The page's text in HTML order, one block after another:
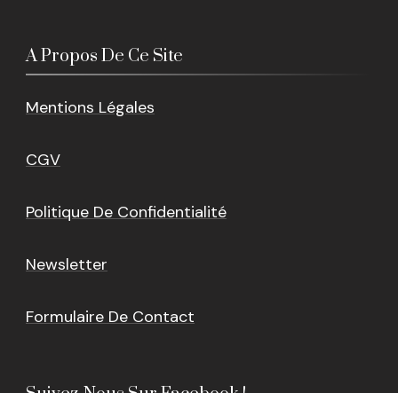
A Propos De Ce Site
Mentions Légales
CGV
Politique De Confidentialité
Newsletter
Formulaire De Contact